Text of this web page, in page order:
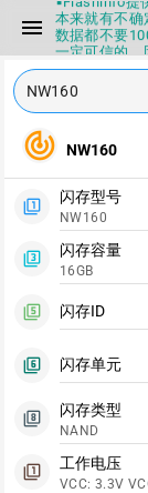
menu
本来就有不确
数据都不要
一定可信的
正确的认知，
▪如果发现数
▪Flashinfo
签啦，使用
▪兄弟们没事
下载服务会
▪Flashinfo提
本来就有不
数据都不要
一定可信的
正确的认知
▪如果发现数
迎积极反馈
▪Flashinfo
签啦，使用
track_changes NW160
filter_1
闪存型号
NW160
filter_3
闪存容量
16GB
filter_5 闪存ID
filter_6 闪存单元
filter_8
闪存类型
NAND
filter_1
工作电压
VCC: 3.3V